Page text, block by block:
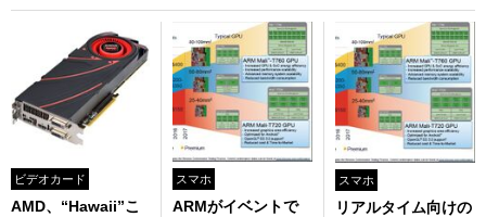
ビデオカード
AMD、“Hawaii”こ
スマホ
ARMがイベントで
スマホ
リアルタイム向けの